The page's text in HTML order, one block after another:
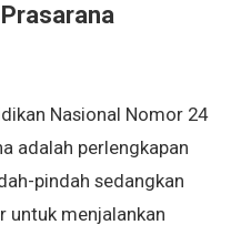
Nasional Nomor 24
adalah perlengkapan
pindah sedangkan
untuk menjalankan